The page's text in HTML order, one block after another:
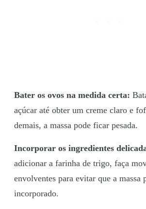
Bater os ovos na medida certa:
açúcar até obter um creme claro e
demais, a massa pode ficar pesada.
Incorporar os ingredientes
adicionar a farinha de trigo, faça
envolventes para evitar que a massa
incorporado.